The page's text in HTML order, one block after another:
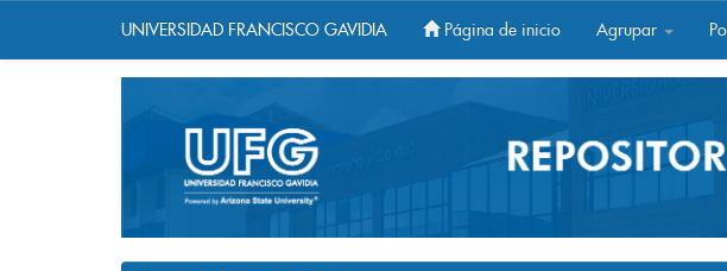
UNIVERSIDAD FRANCISCO GAVIDIA Página de inicio Agrupar